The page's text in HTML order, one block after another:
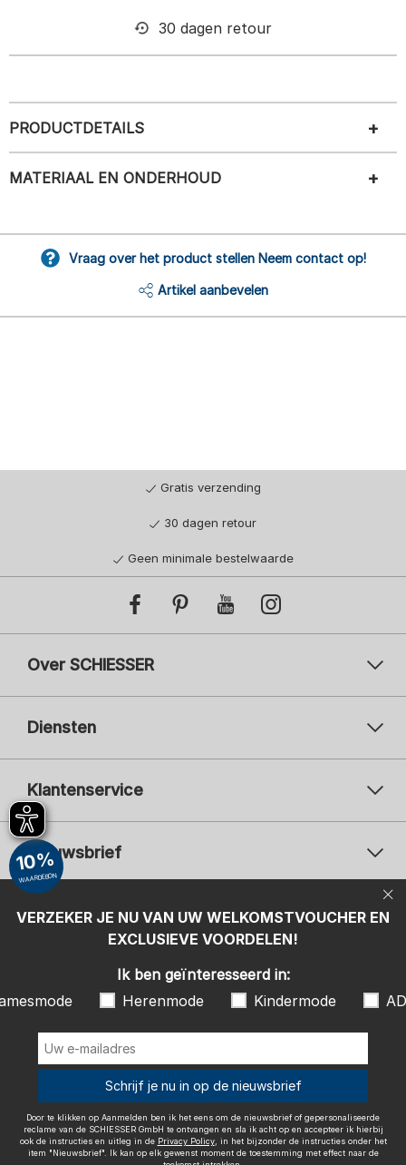
30 dagen retour
PRODUCTDETAILS
MATERIAAL EN ONDERHOUD
Vraag over het product stellen Neem contact op!
Artikel aanbevelen
Gratis verzending
30 dagen retour
Geen minimale bestelwaarde
Over SCHIESSER
Diensten
Klantenservice
Nieuwsbrief
Uw
Uw e-mailadres
Aanmelden
Herenmode
ADIDAS
Door te klikken op Aanmelden ben ik het eens om de nieuwsbrief of
gepersonaliseerde reclame van de SCHIESSER GmbH te ontvangen en
sla ik acht op en accepteer ik hierbij ook de instructies en uitleg in de
, in het bijzonder de instructies onder het item
effect naar de toekomst intrekken.
Betaalwijzen
Wij bezorgen met
VERZEKER JE NU VAN UW WELKOMSTVOUCHER EN
EXCLUSIEVE VOORDELEN!
10%
WAARDEBON
Ik ben geïnteresseerd in:
Herenmode Kindermode
Schrijf je nu in op de nieuwsbrief
Door te klikken op Aanmelden ben ik het eens om de nieuwsbrief of gepersonaliseerde
reclame van de SCHIESSER GmbH te ontvangen en sla ik acht op en accepteer ik hierbij
ook de instructies en uitleg in de Privacy Policy, in het bijzonder de instructies onder het
item "Nieuwsbrief". Ik kan op elk gewenst moment de toestemming met effect naar de